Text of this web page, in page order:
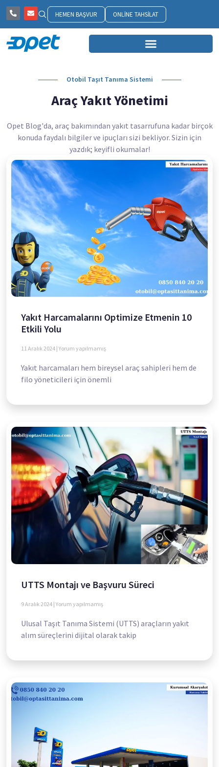
HEMEN BAŞVUR ONLINE TAHSILAT
Otobil Taşıt Tanıma Sistemi
Araç Yakıt Yönetimi
Opet Blog'da, araç bakımından yakıt tasarrufuna kadar birçok
konuda faydalı bilgiler ve ipuçları sizi bekliyor. Sizin için
yazdık; keyifli okumalar!
Yakıt Harcamalarını Optimize Etmenin 10
Etkili Yolu
11 Aralık 2024 Yorum yapılmamış
Yakıt harcamaları hem bireysel araç sahipleri hem de
filo yöneticileri için önemli
UTTS Montajı ve Başvuru Süreci
9 Aralık 2024 Yorum yapılmamış
Ulusal Taşıt Tanıma Sistemi (UTTS) araçların yakıt
alım süreçlerini dijital olarak takip